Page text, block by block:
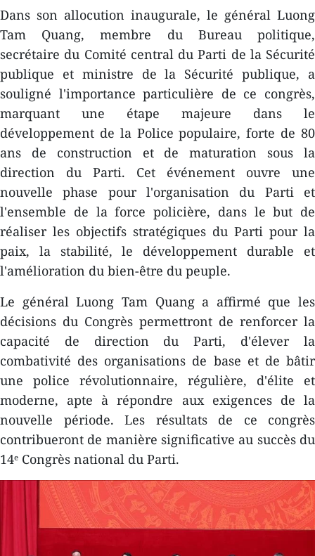
Dans son allocution inaugurale, le général Luong
Tam Quang, membre du Bureau politique,
secrétaire du Comité central du Parti de la Sécurité
publique et ministre de la Sécurité publique, a
souligné l'importance particulière de ce congrès,
marquant une étape majeure dans le
développement de la Police populaire, forte de 80
ans de construction et de maturation sous la
direction du Parti. Cet événement ouvre une
nouvelle phase pour l'organisation du Parti et
l'ensemble de la force policière, dans le but de
réaliser les objectifs stratégiques du Parti pour la
paix, la stabilité, le développement durable et
l'amélioration du bien-être du peuple.
Le général Luong Tam Quang a affirmé que les
décisions du Congrès permettront de renforcer la
capacité de direction du Parti, d'élever la
combativité des organisations de base et de bâtir
une police révolutionnaire, régulière, d'élite et
moderne, apte à répondre aux exigences de la
nouvelle période. Les résultats de ce congrès
contribueront de manière significative au succès du
14ᵉ Congrès national du Parti.